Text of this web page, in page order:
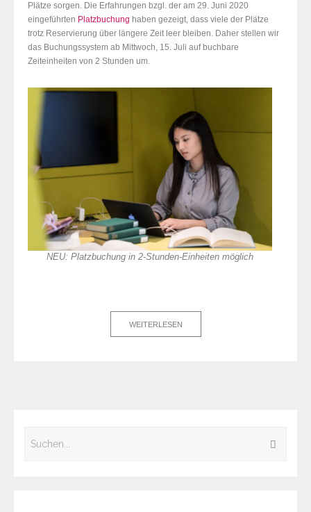
Plätze sorgen. Die Erfahrungen bzgl. der am 29. Juni 2020
eingeführten Platzbuchung haben gezeigt, dass viele der Plätze
trotz Reservierung über längere Zeit leer bleiben. Daher stellen wir
das Buchungssystem ab Mittwoch, 15. Juli auf buchbare
Zeiteinheiten von 2 Stunden um.
NEU: Platzbuchung in 2-Stunden-Einheiten möglich
WEITERLESEN